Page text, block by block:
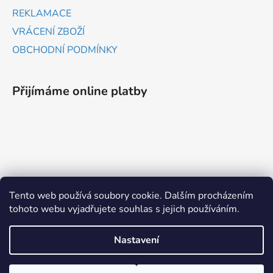
Tento web používá soubory cookie. Dalším procházením
tohoto webu vyjadřujete souhlas s jejich používáním.
Nastavení
REKLAMACE
VRÁCENÍ ZBOŽÍ
OBCHODNÍ PODMÍNKY
Přijímáme online platby
ZBOŽÍ.CZ HEUREKA.CZ
Vytvořil Shoptet
Copyright 2026www.probrany.cz. Všechna práva
vyhrazena.